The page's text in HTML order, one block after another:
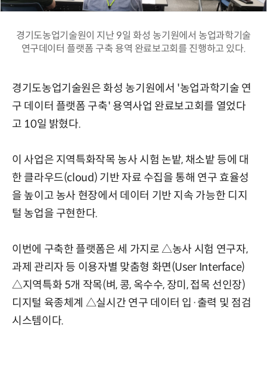
경기도농업기술원이 지난 9일 화성 농기원에서 농업과학기술
연구데이터 플랫폼 구축 용역 완료보고회를 진행하고 있다.
경기도농업기술원은 화성 농기원에서 '농업과학기술 연
구 데이터 플랫폼 구축' 용역사업 완료보고회를 열었다
고 10일 밝혔다.
이 사업은 지역특화작목 농사 시험 논밭, 채소밭 등에 대
한 클라우드(cloud) 기반 자료 수집을 통해 연구 효율성
을 높이고 농사 현장에서 데이터 기반 지속 가능한 디지
털 농업을 구현한다.
이번에 구축한 플랫폼은 세 가지로 △농사 시험 연구자,
과제 관리자 등 이용자별 맞춤형 화면(User Interface)
△지역특화 5개 작목(벼, 콩, 옥수수, 장미, 접목 선인장)
디지털 육종체계 △실시간 연구 데이터 입·출력 및 점검
시스템이다.